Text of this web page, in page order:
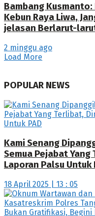
Bambang
Kebun Raya Liwa,
jelasan Berlarut-
2 minggu ago
Load More
POPULAR NEWS
Kami Senang
Semua Pejabat
Laporan Palsu Untuk
18 April 2025 | 13 : 05